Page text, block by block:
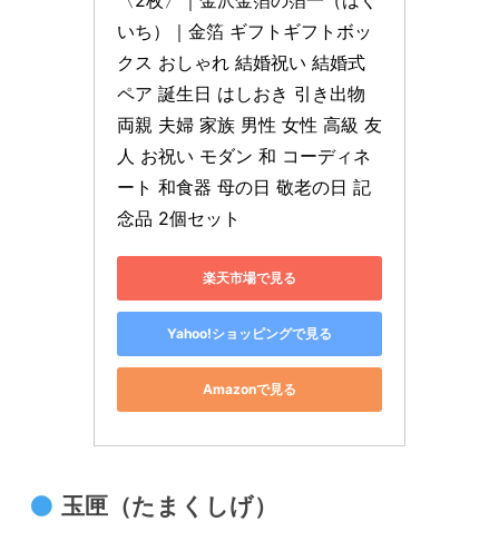
いち）｜金箔 ギフトギフトボッ
クス おしゃれ 結婚祝い 結婚式
ペア 誕生日 はしおき 引き出物
両親 夫婦 家族 男性 女性 高級 友
人 お祝い モダン 和 コーディネ
ート 和食器 母の日 敬老の日 記
念品 2個セット
楽天市場で見る
Yahoo!ショッピングで見る
Amazonで見る
玉匣（たまくしげ）